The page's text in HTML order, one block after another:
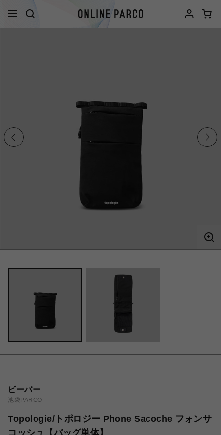
ビーバー
池袋PARCO
Topologie/トポロジー Phone Sacoche フォンサ
コッシュ【バッグ単体】